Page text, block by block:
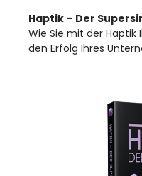
Haptik – Der
Wie Sie mit der Haptik
den Erfolg Ihres